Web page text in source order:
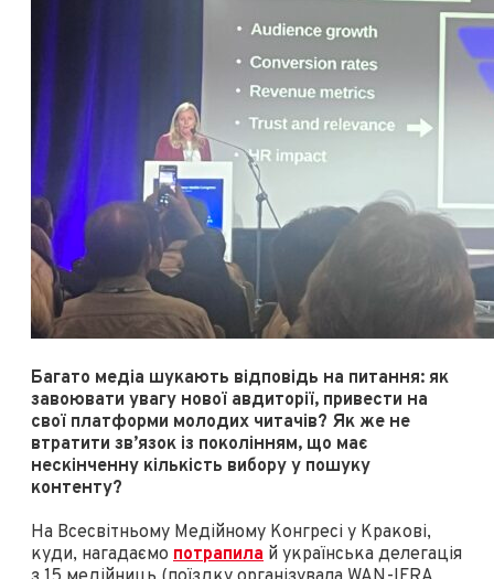
Багато медіа шукають відповідь на питання: як
завоювати увагу нової авдиторії, привести на
свої платформи молодих читачів? Як же не
втратити зв’язок із поколінням, що має
нескінченну кількість вибору у пошуку
контенту?
На Всесвітньому Медійному Конгресі у Кракові,
куди, нагадаємо потрапила й українська делегація